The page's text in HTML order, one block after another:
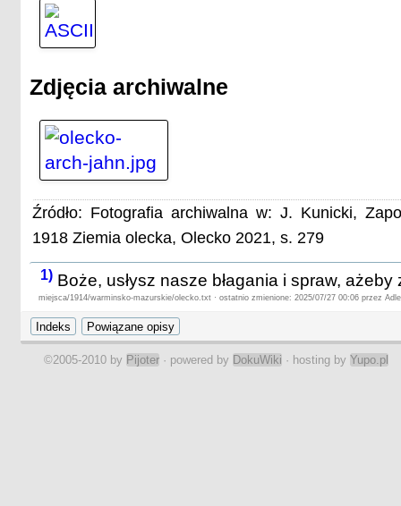
Zdjęcia archiwalne
Źródło: Fotografia archiwalna w: J. Kunicki,
1918 Ziemia olecka, Olecko 2021, s. 279
1) Boże, usłysz nasze błagania i spraw,
miejsca/1914/warminsko-mazurskie/olecko.txt · ostatnio zmienione: 2025/07/27 00:06 przez
©2005-2010 by Pijoter · powered by DokuWiki · hosting by Yupo.pl